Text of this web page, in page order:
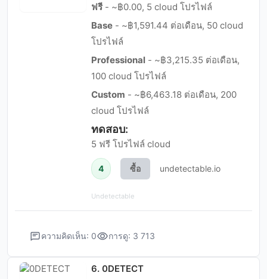
ฟรี- ~฿0.00, 5 cloud โปรไฟล์
Base - ~฿1,591.44 ต่อเดือน, 50 cloud
โปรไฟล์
Professional - ~฿3,215.35 ต่อเดือน,
100 cloud โปรไฟล์
Custom - ~฿6,463.18 ต่อเดือน, 200
cloud โปรไฟล์
ทดสอบ:
5 ฟรี โปรไฟล์ cloud
4 ซื้อ undetectable.io
Undetectable
ความคิดเห็น: 0 การดู: 3 713
6. 0DETECT